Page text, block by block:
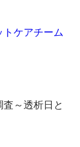
トケアチーム
～透析日と